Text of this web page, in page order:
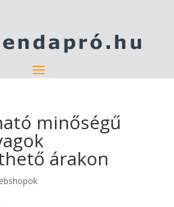
minőségű
árakon